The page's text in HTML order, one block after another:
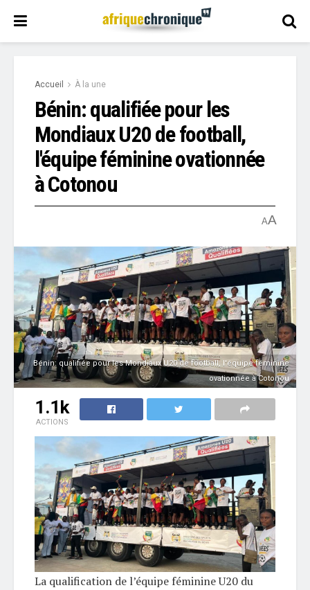
Accueil À la une
Bénin: qualifiée pour les
Mondiaux U20 de football,
l'équipe féminine ovationnée
à Cotonou
AA
Bénin: qualifiée pour les Mondiaux U20 de football, l'équipe féminine
ovationnée à Cotonou
1.1k
ACTIONS
La qualification de l’équipe féminine U20 du